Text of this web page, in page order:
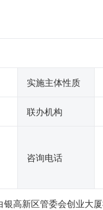
实施主体性质
联办机构
咨询电话
高新区管委会创业大